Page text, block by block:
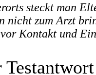
steckt man
nicht zum Arzt
Kontakt und